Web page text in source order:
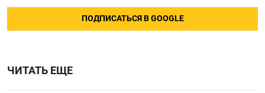
ПОДПИСАТЬСЯ В GOOGLE
ЧИТАТЬ ЕЩЕ